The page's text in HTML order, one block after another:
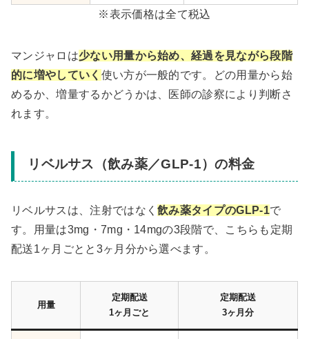
※表示価格は全て税込
マンジャロは少ない用量から始め、経過を見ながら段階
的に増やしていく 使い方が一般的です。どの用量から始
めるか、増量するかどうかは、医師の診察により判断さ
れます。
リベルサス（飲み薬／GLP-1）の料金
リベルサスは、注射ではなく飲み薬タイプのGLP-1で
す。用量は3mg・7mg・14mgの3段階で、こちらも定期
配送1ヶ月ごとと3ヶ月分から選べます。
用量
定期配送
1ヶ月ごと
定期配送
3ヶ月分